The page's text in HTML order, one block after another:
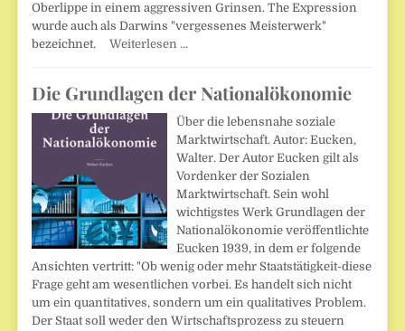
Oberlippe in einem aggressiven Grinsen. The Expression
wurde auch als Darwins "vergessenes Meisterwerk"
bezeichnet.Weiterlesen …
Die Grundlagen der Nationalökonomie
Über die lebensnahe soziale
Marktwirtschaft. Autor: Eucken,
Walter. Der Autor Eucken gilt als
Vordenker der Sozialen
Marktwirtschaft. Sein wohl
wichtigstes Werk Grundlagen der
Nationalökonomie veröffentlichte
Eucken 1939, in dem er folgende
Ansichten vertritt: "Ob wenig oder mehr Staatstätigkeit-diese
Frage geht am wesentlichen vorbei. Es handelt sich nicht
um ein quantitatives, sondern um ein qualitatives Problem.
Der Staat soll weder den Wirtschaftsprozess zu steuern